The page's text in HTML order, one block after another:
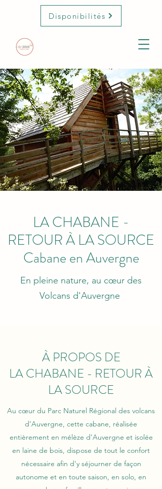
Disponibilités
LA CHABANE -
RETOUR À LA SOURCE
Cabane en Auvergne
En pleine nature, au cœur des
Volcans d'Auvergne
À PROPOS DE
LA CHABANE - RETOUR À
LA SOURCE
Au cœur du Parc Naturel Régional des volcans
d’Auvergne, cette cabane, réalisée
entièrement en mélèze d’Auvergne et isolée
en laine de bois, dispose de tout le confort
nécessaire afin d'y séjourner de façon
autonome et en toute saison, en solo, en